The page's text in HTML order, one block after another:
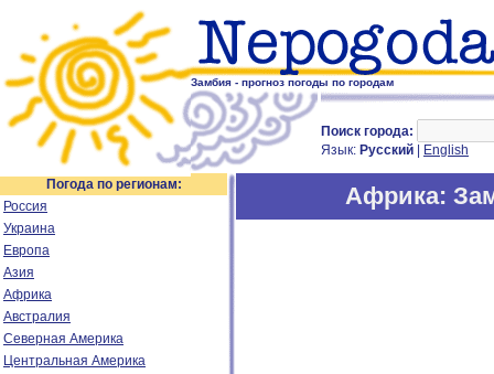
Замбия - прогноз погоды по городам
Поиск города:
Язык: Русский English
Погода по регионам:
Россия
Украина
Европа
Азия
Африка
Австралия
Северная Америка
Центральная Америка
Африка: